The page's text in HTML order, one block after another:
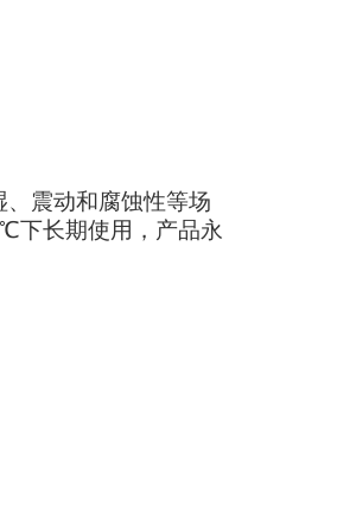
震动和腐蚀性等场
下长期使用 ， 产品永